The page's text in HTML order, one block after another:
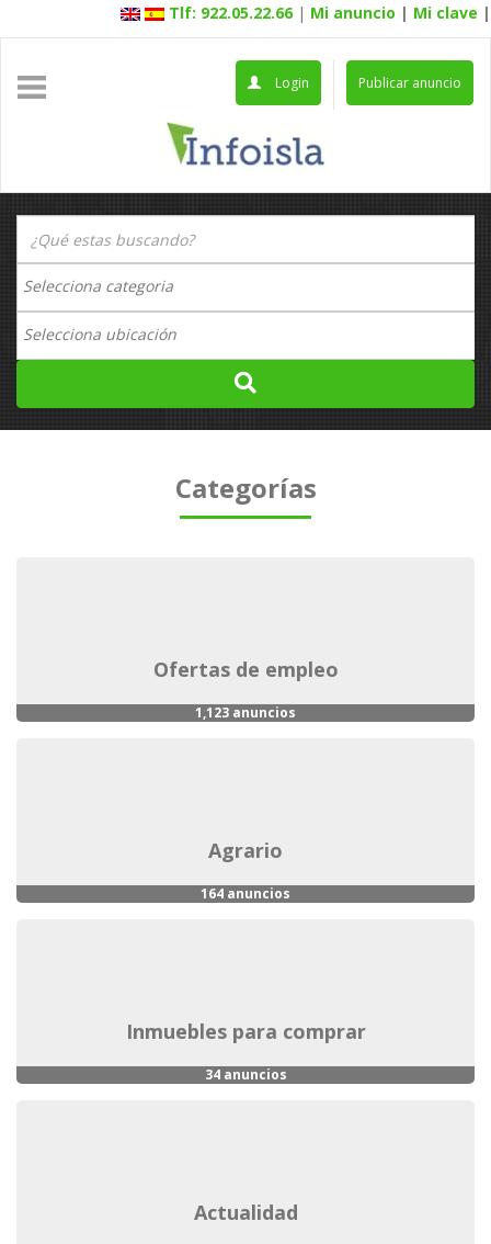
Tlf: 922.05.22.66 | Mi anuncio | Mi clave |
Publicar anuncio
Login
Categorías
ofertas de empleo
1,123 anuncios
agrario
164 anuncios
inmuebles para comprar
34 anuncios
actualidad